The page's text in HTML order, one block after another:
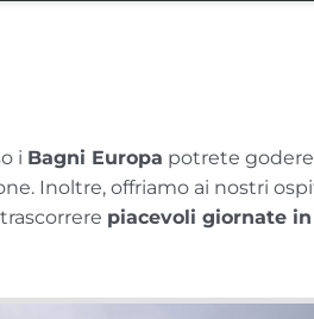
i Bagni Europa potrete godere
Inoltre, offriamo ai nostri
trascorrere piacevoli giornate